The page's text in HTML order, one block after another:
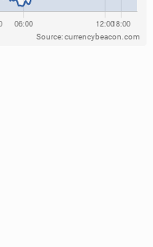
Source: currencybeacon.com